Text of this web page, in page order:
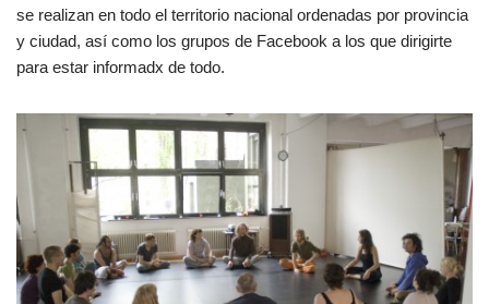
se realizan en todo el territorio nacional ordenadas por provincia
y ciudad, así como los grupos de Facebook a los que dirigirte
para estar informadx de todo.